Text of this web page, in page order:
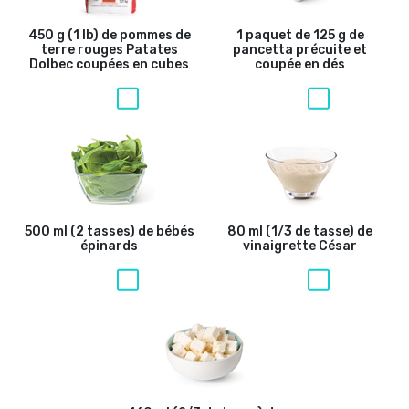
450 g (1 lb) de pommes de
terre rouges Patates
Dolbec coupées en cubes
1 paquet de 125 g de
pancetta précuite et
coupée en dés
500 ml (2 tasses) de bébés
épinards
80 ml (1/3 de tasse) de
vinaigrette César